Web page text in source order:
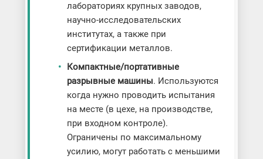
лабораториях крупных заводов,
научно-исследовательских
институтах, а также при
сертификации металлов.
Компактные/портативные
разрывные машины. Используются
когда нужно проводить испытания
на месте (в цехе, на производстве,
при входном контроле).
Ограничены по максимальному
усилию, могут работать с меньшими